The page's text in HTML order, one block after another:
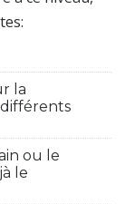
la
ou le
le